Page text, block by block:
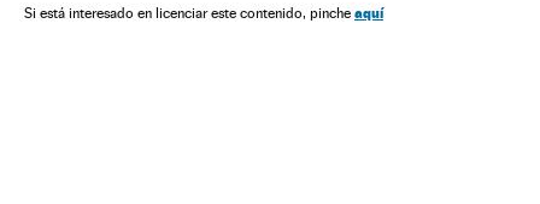
Si está interesado en licenciar este contenido, pinche aquí